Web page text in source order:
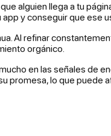
alguien llega a tu
y conseguir que ese
Al refinar
orgánico.
en las señales de
lo que puede